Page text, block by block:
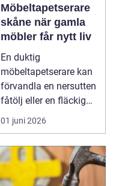
Möbeltapetserare
skåne när gamla
möbler får nytt liv
En duktig
möbeltapetserare kan
förvandla en nersutten
fåtölj eller en fläckig
soffa till en favoritm...
01 juni 2026